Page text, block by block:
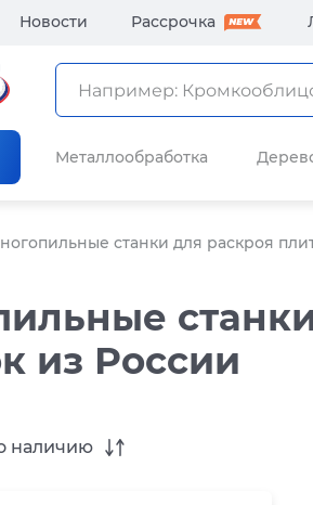
Новости Рассрочка
Металлообработка
станки для раскроя
из России
наличию